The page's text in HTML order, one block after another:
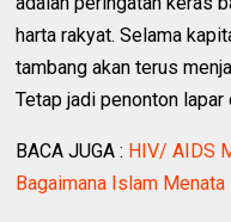
harta rakyat. Selama
tambang akan terus
Tetap jadi penonton lapar
BACA JUGA : HIV/ AIDS
Bagaimana Islam